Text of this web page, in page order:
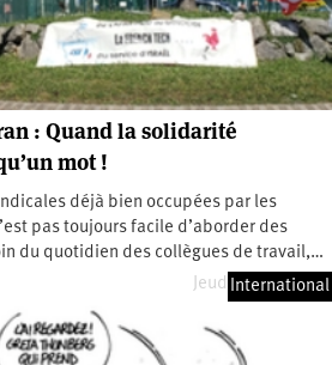
: Quand la solidarité
mot !
déjà bien occupées par les
pas toujours facile d’aborder des
du quotidien des collègues de travail,…
Jeudi 26 juin 2025
International